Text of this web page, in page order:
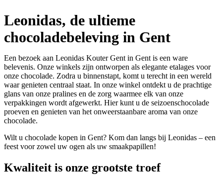
Leonidas, de ultieme
chocoladebeleving in Gent
Een bezoek aan Leonidas Kouter Gent in Gent is een ware
belevenis. Onze winkels zijn ontworpen als elegante etalages voor
onze chocolade. Zodra u binnenstapt, komt u terecht in een wereld
waar genieten centraal staat. In onze winkel ontdekt u de prachtige
glans van onze pralines en de zorg waarmee elk van onze
verpakkingen wordt afgewerkt. Hier kunt u de seizoenschocolade
proeven en genieten van het onweerstaanbare aroma van onze
chocolade.
Wilt u chocolade kopen in Gent? Kom dan langs bij Leonidas – een
feest voor zowel uw ogen als uw smaakpapillen!
Kwaliteit is onze grootste troef